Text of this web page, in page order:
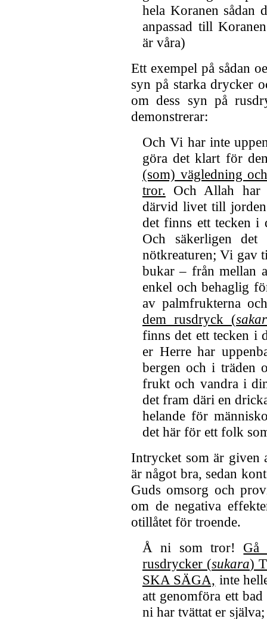
hela Koranen sådan
anpassad till
är våra)
Ett exempel på sådan
syn på starka drycker
om dess syn på
demonstrerar:
Och Vi har inte
göra det klart för
(som) vägledning
tror. Och Allah har
därvid livet till
det finns ett tecken
Och säkerligen
nötkreaturen; Vi gav
bukar – från mellan
enkel och behaglig
av palmfrukterna
dem rusdryck (
finns det ett tecken i
er Herre har
bergen och i träden
frukt och vandra i
det fram däri en
helande för
det här för ett folk
Intrycket som är given
är något bra, sedan
Guds omsorg och
om de negativa
otillåtet för troende.
Å ni som tror! Gå
rusdrycker (sukara)
SKA SÄGA, inte
att genomföra ett
ni har tvättat er